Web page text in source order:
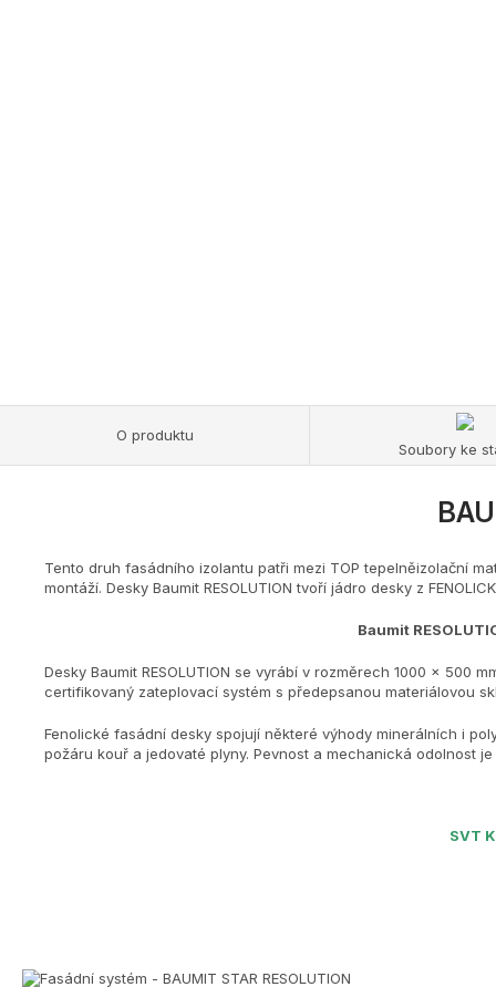
O produktu
Soubory ke
Tento druh fasádního izolantu patři mezi TOP tepelněizolační
montáží. Desky Baumit RESOLUTION tvoří jádro desky z
Baumit
Desky Baumit RESOLUTION se vyrábí v rozměrech 1000 x 500
certifikovaný zateplovací systém s předepsanou materiálovou
Fenolické fasádní desky spojují některé výhody minerálních i
požáru kouř a jedovaté plyny. Pevnost a mechanická odolnost
SVT